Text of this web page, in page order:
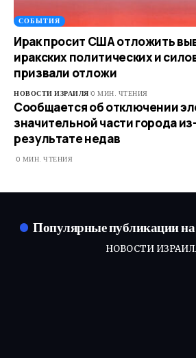
СОБЫТИЯ
Ирак просит США отложить
иракских политических и
призвали отложи
НОВОСТИ ИЗРАИЛЯ 0 МИН. ЧТЕНИЯ
Сообщается об отключении
значительной части города
результате недав
0 МИН. ЧТЕНИЯ
Популярные публикации на
НОВОСТИ